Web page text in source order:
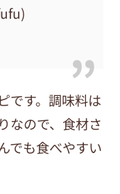
です。調味料は
なので、食材さ
でも食べやすい